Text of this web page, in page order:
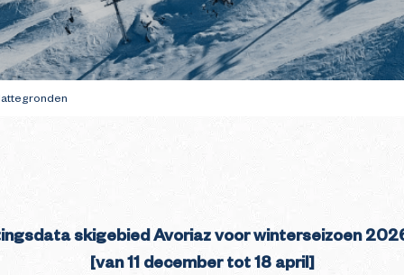
skigebied Avoriaz voor winterseizoen
[van 11 december tot 18 april]